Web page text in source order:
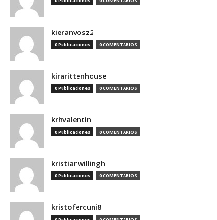
kieranvosz2
0 Publicaciones 0 COMENTARIOS
kirarittenhouse
0 Publicaciones 0 COMENTARIOS
krhvalentin
0 Publicaciones 0 COMENTARIOS
kristianwillingh
0 Publicaciones 0 COMENTARIOS
kristofercuni8